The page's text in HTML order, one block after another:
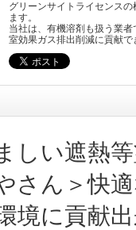
グリーンサイトライセンス
ます。
当社は、有機溶剤も扱う業
室効果ガス排出削減に貢献で
しい遮熱
さん＞快
境に貢献